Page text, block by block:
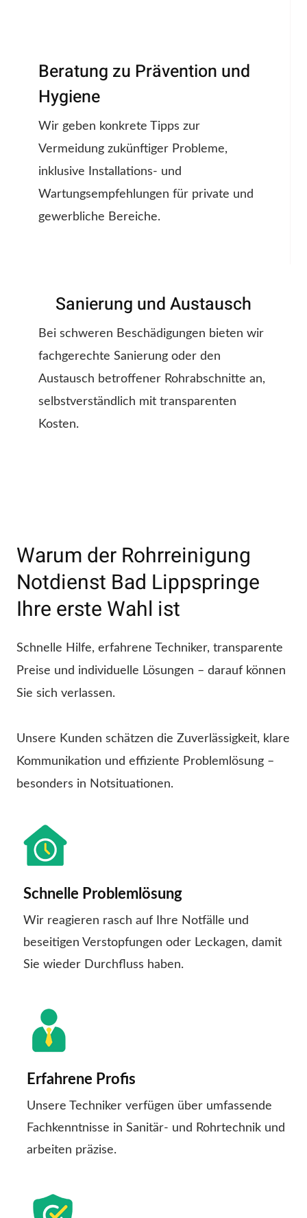
Beratung zu Prävention und
Hygiene
Wir geben konkrete Tipps zur
Vermeidung zukünftiger Probleme,
inklusive Installations- und
Wartungsempfehlungen für private und
gewerbliche Bereiche.
Sanierung und Austausch
Bei schweren Beschädigungen bieten wir
fachgerechte Sanierung oder den
Austausch betroffener Rohrabschnitte an,
selbstverständlich mit transparenten
Kosten.
Warum der Rohrreinigung
Notdienst Bad Lippspringe
Ihre erste Wahl ist
Schnelle Hilfe, erfahrene Techniker, transparente
Preise und individuelle Lösungen – darauf können
Sie sich verlassen.
Unsere Kunden schätzen die Zuverlässigkeit, klare
Kommunikation und effiziente Problemlösung –
besonders in Notsituationen.
Schnelle Problemlösung
Wir reagieren rasch auf Ihre Notfälle und
beseitigen Verstopfungen oder Leckagen, damit
Sie wieder Durchfluss haben.
Erfahrene Profis
Unsere Techniker verfügen über umfassende
Fachkenntnisse in Sanitär- und Rohrtechnik und
arbeiten präzise.